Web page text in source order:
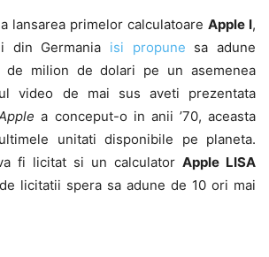
lansarea primelor calculatoare Apple I,
din Germania isi propune sa adune
de milion de dolari pe un asemenea
video de mai sus aveti prezentata
a conceput-o in anii ’70, aceasta
unitati disponibile pe planeta.
fi licitat si un calculator Apple LISA
licitatii spera sa adune de 10 ori mai